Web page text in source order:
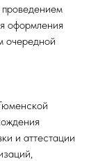
оформления
очередной
и аттестации